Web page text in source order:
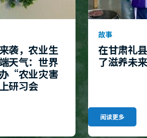
袭，农业生
天气：世界
“农业灾害
研习会
故事
在甘肃礼
了滋养未
阅读更多